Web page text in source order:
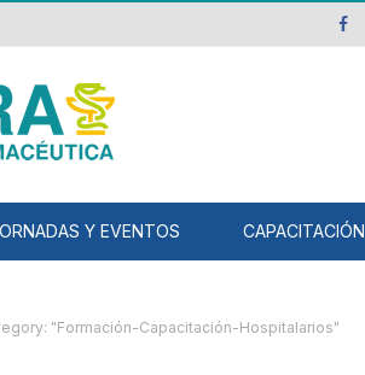
Y EVENTOS CAPACITACIÓN
"Formación-Capacitación-Hospitalarios"